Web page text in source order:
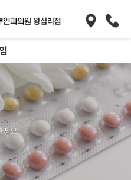
세요